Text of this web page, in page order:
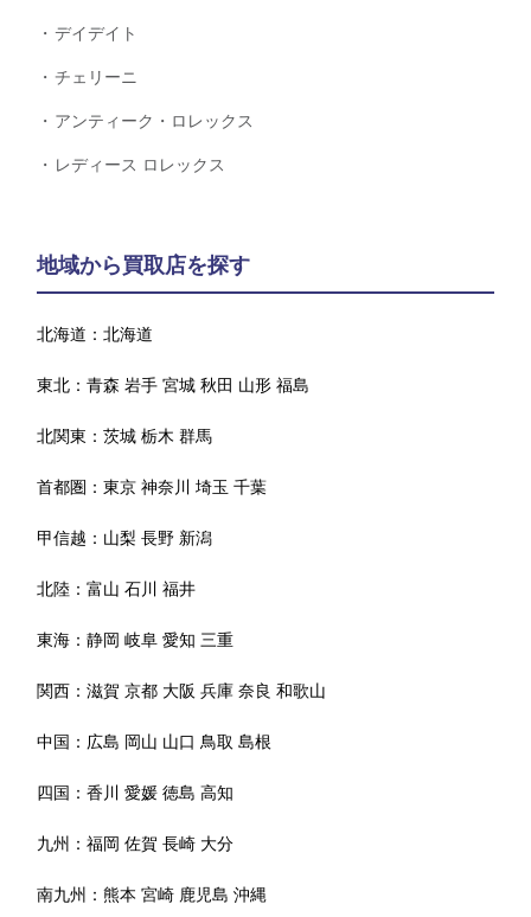
デイデイト
チェリーニ
アンティーク・ロレックス
レディース ロレックス
地域から買取店を探す
北海道：北海道
東北：青森 岩手 宮城 秋田 山形 福島
北関東：茨城 栃木 群馬
首都圏：東京 神奈川 埼玉 千葉
甲信越： 山梨 長野 新潟
北陸：富山 石川 福井
東海：静岡 岐阜 愛知 三重
関西：滋賀 京都 大阪 兵庫 奈良 和歌山
中国： 広島 岡山 山口 鳥取 島根
四国：香川 愛媛 徳島 高知
九州：福岡 佐賀 長崎 大分
南九州：熊本 宮崎 鹿児島 沖縄